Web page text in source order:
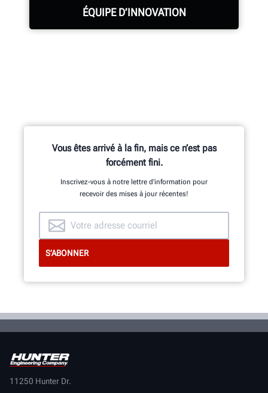
ÉQUIPE D’INNOVATION
et développement composée
d’ingénieurs en mécanique, en
électricité et en logiciels.
DÉCOUVERTE DE L’INTÉRIEUR
Vous êtes arrivé à la fin, mais ce n’est pas
forcément fini.
Inscrivez-vous à notre lettre d’information pour
recevoir des mises à jour récentes!
11250 Hunter Dr.